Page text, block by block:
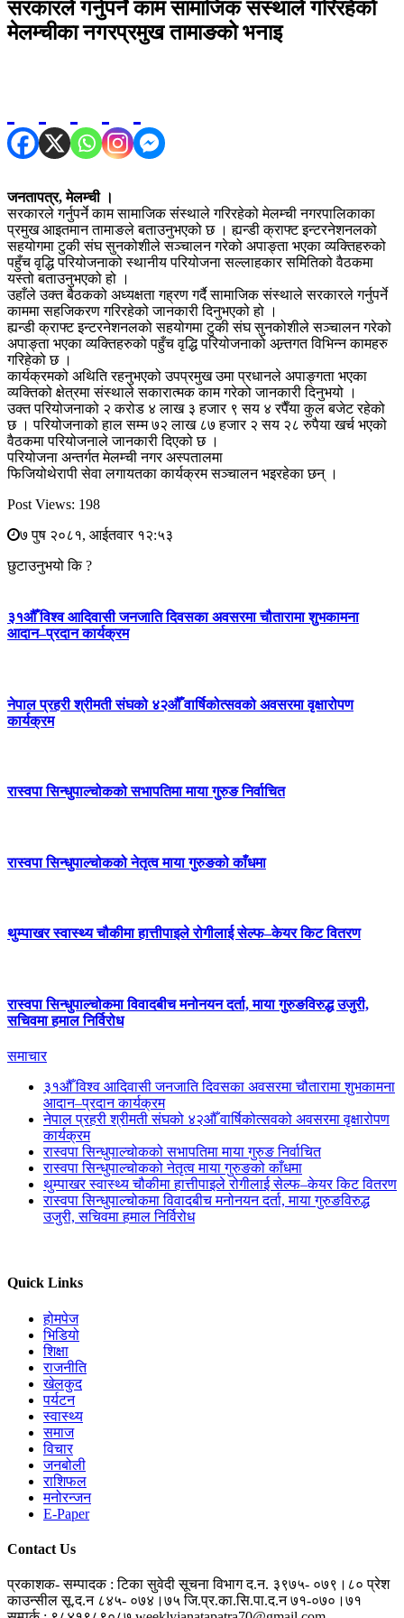
सरकारले गर्नुपर्ने काम सामाजिक संस्थाले गरिरहेको
मेलम्चीका नगरप्रमुख तामाङको भनाइ
जनतापत्र, मेलम्ची ।
सरकारले गर्नुपर्ने काम सामाजिक संंस्थाले गरिरहेको मेलम्ची नगरपालिकाका
प्रमुख आइतमान तामाङले बताउनुभएको छ । ह्यन्डी क्राफ्ट इन्टरनेशनलको
सहयोगमा टुकी संघ सुनकोशीले सञ्चालन गरेको अपाङ्ता भएका व्यक्तिहरुको
पहुँच वृद्धि परियोजनाको स्थानीय परियोजना सल्लाहकार समितिको वैठकमा
यस्तो बताउनुभएको हो ।
उहाँले उक्त बैठकको अध्यक्षता गह्रण गर्दै सामाजिक संस्थाले सरकारले गर्नुपर्ने
काममा सहजिकरण गरिरहेको जानकारी दिनुभएको हो ।
ह्यन्डी क्राफ्ट इन्टरनेशनलको सहयोगमा टुकी संघ सुनकोशीले सञ्चालन गरेको
अपाङ्ता भएका व्यक्तिहरुको पहुँच वृद्धि परियोजनाको अन्र्तगत विभिन्न कामहरु
गरिहेको छ ।
कार्यक्रमको अथिति रहनुभएको उपप्रमुख उमा प्रधानले अपाङ्गता भएका
व्यक्तिको क्षेत्रमा संस्थाले सकारात्मक काम गरेको जानकारी दिनुभयो ।
उक्त परियोजनाको २ करोड ४ लाख ३ हजार ९ सय ४ रपैँया कुल बजेट रहेको
छ । परियोजनाको हाल सम्म ७२ लाख ८७ हजार २ सय २८ रुपैया खर्च भएको
वैठकमा परियोजनाले जानकारी दिएको छ ।
परियोजना अन्तर्गत मेलम्ची नगर अस्पतालमा
फिजियोथेरापी सेवा लगायतका कार्यक्रम सञ्चालन भइरहेका छन् ।
Post Views: 198
७ पुष २०८१, आईतवार १२:५३
छुटाउनुभयो कि ?
३१औँ विश्व आदिवासी जनजाति दिवसका अवसरमा चौतारामा शुभकामना
आदान–प्रदान कार्यक्रम
नेपाल प्रहरी श्रीमती संघको ४२औँ वार्षिकोत्सवको अवसरमा वृक्षारोपण
कार्यक्रम
रास्वपा सिन्धुपाल्चोकको सभापतिमा माया गुरुङ निर्वाचित
रास्वपा सिन्धुपाल्चोकको नेतृत्व माया गुरुङको काँधमा
थुम्पाखर स्वास्थ्य चौकीमा हात्तीपाइले रोगीलाई सेल्फ–केयर किट वितरण
रास्वपा सिन्धुपाल्चोकमा विवादबीच मनोनयन दर्ता, माया गुरुङविरुद्ध उजुरी,
सचिवमा हमाल निर्विरोध
समाचार
३१औँ विश्व आदिवासी जनजाति दिवसका अवसरमा चौतारामा शुभकामना
आदान–प्रदान कार्यक्रम
नेपाल प्रहरी श्रीमती संघको ४२औँ वार्षिकोत्सवको अवसरमा वृक्षारोपण
कार्यक्रम
रास्वपा सिन्धुपाल्चोकको सभापतिमा माया गुरुङ निर्वाचित
रास्वपा सिन्धुपाल्चोकको नेतृत्व माया गुरुङको काँधमा
थुम्पाखर स्वास्थ्य चौकीमा हात्तीपाइले रोगीलाई सेल्फ–केयर किट वितरण
रास्वपा सिन्धुपाल्चोकमा विवादबीच मनोनयन दर्ता, माया गुरुङविरुद्ध
उजुरी, सचिवमा हमाल निर्विरोध
Quick Links
होमपेज
भिडियो
शिक्षा
राजनीति
खेलकुद
पर्यटन
स्वास्थ्य
समाज
विचार
जनबोली
राशिफल
मनोरन्जन
E-Paper
Contact Us
प्रकाशक- सम्पादक : टिका सुवेदी सूचना विभाग द.न. ३९७५- ०७९।८० प्रेश
काउन्सील सू.द.न ८४५- ०७४।७५ जि.प्र.का.सि.पा.द.न ७१-०७०।७१